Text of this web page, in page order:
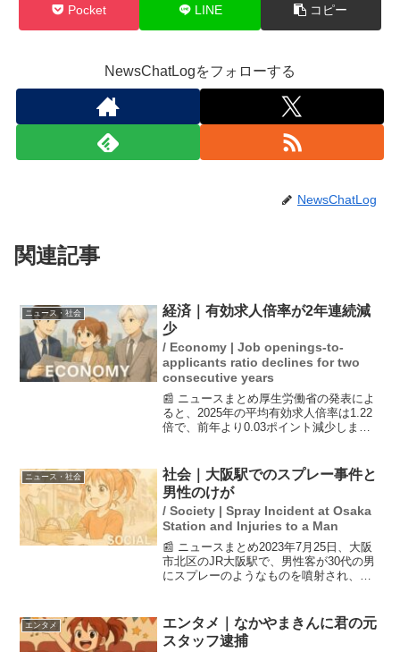
Pocket LINE コピー
NewsChatLogをフォローする
NewsChatLog
関連記事
ニュース・社会
経済｜有効求人倍率が2年連続減
少
/ Economy | Job openings-to-
applicants ratio declines for two
consecutive years
📰 ニュースまとめ厚生労働省の発表によ
ると、2025年の平均有効求人倍率は1.22
倍で、前年より0.03ポイント減少しまし
ます。失業率は2.5%で横ばいの状態が続
いて...
ニュース・社会
社会｜大阪駅でのスプレー事件と
男性のけが
/ Society | Spray Incident at Osaka
Station and Injuries to a Man
📰 ニュースまとめ2023年7月25日、大阪
市北区のJR大阪駅で、男性客が30代の男
にスプレーのようなものを噴射され、軽
去った。現場の異臭が報告され、電車内
のトラブルが...
エンタメ
エンタメ｜なかやまきんに君の元
スタッフ逮捕